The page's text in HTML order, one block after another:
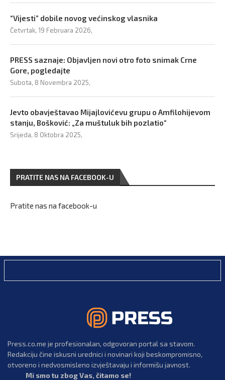
“Vijesti” dobile novog većinskog vlasnika
Četvrtak, 19 Februara 2026,
PRESS saznaje: Objavljen novi otro foto snimak Crne
Gore, pogledajte
Subota, 8 Novembra 2025,
Jevto obavještavao Mijajlovićevu grupu o Amfilohijevom
stanju, Bošković: „Za muštuluk bih pozlatio“
Srijeda, 8 Oktobra 2025,
PRATITE NAS NA FACEBOOK-U
Pratite nas na facebook-u
Press.co.me je profesionalan, odgovoran portal sa stavom.
Redakciju čine iskusni urednici i novinari koji beskompromisno,
otvoreno i nedvosmisleno izvještavaju i informišu javnost.
Mi smo tu zbog Vas, čitamo se!